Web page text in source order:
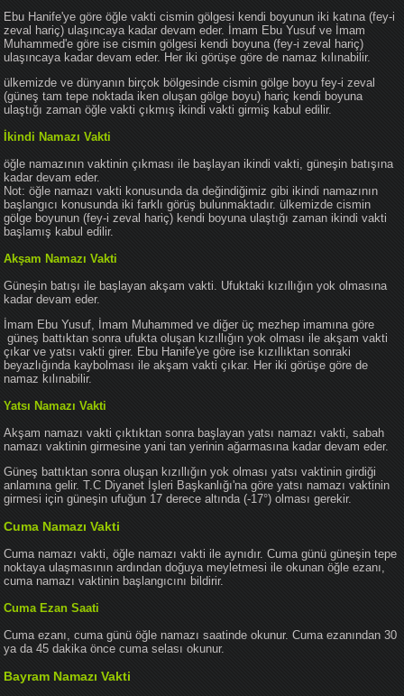
Ebu Hanife'ye göre öğle vakti cismin gölgesi kendi boyunun iki katına (fey-i
zeval hariç) ulaşıncaya kadar devam eder. İmam Ebu Yusuf ve İmam
Muhammed'e göre ise cismin gölgesi kendi boyuna (fey-i zeval hariç)
ulaşıncaya kadar devam eder. Her iki görüşe göre de namaz kılınabilir.
ülkemizde ve dünyanın birçok bölgesinde cismin gölge boyu fey-i zeval
(güneş tam tepe noktada iken oluşan gölge boyu) hariç kendi boyuna
ulaştığı zaman öğle vakti çıkmış ikindi vakti girmiş kabul edilir.
İkindi Namazı Vakti
öğle namazının vaktinin çıkması ile başlayan ikindi vakti, güneşin batışına
kadar devam eder.
Not: öğle namazı vakti konusunda da değindiğimiz gibi ikindi namazının
başlangıcı konusunda iki farklı görüş bulunmaktadır. ülkemizde cismin
gölge boyunun (fey-i zeval hariç) kendi boyuna ulaştığı zaman ikindi vakti
başlamış kabul edilir.
Akşam Namazı Vakti
Güneşin batışı ile başlayan akşam vakti. Ufuktaki kızıllığın yok olmasına
kadar devam eder.
İmam Ebu Yusuf, İmam Muhammed ve diğer üç mezhep imamına göre
güneş battıktan sonra ufukta oluşan kızıllığın yok olması ile akşam vakti
çıkar ve yatsı vakti girer. Ebu Hanife'ye göre ise kızıllıktan sonraki
beyazlığında kaybolması ile akşam vakti çıkar. Her iki görüşe göre de
namaz kılınabilir.
Yatsı Namazı Vakti
Akşam namazı vakti çıktıktan sonra başlayan yatsı namazı vakti, sabah
namazı vaktinin girmesine yani tan yerinin ağarmasına kadar devam eder.
Güneş battıktan sonra oluşan kızıllığın yok olması yatsı vaktinin girdiği
anlamına gelir. T.C Diyanet İşleri Başkanlığı'na göre yatsı namazı vaktinin
girmesi için güneşin ufuğun 17 derece altında (-17°) olması gerekir.
Cuma Namazı Vakti
Cuma namazı vakti, öğle namazı vakti ile aynıdır. Cuma günü güneşin tepe
noktaya ulaşmasının ardından doğuya meyletmesi ile okunan öğle ezanı,
cuma namazı vaktinin başlangıcını bildirir.
Cuma Ezan Saati
Cuma ezanı, cuma günü öğle namazı saatinde okunur. Cuma ezanından 30
ya da 45 dakika önce cuma selası okunur.
Bayram Namazı Vakti